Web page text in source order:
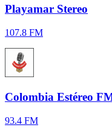
Playamar Stereo
107.8 FM
Colombia Estéreo
93.4 FM